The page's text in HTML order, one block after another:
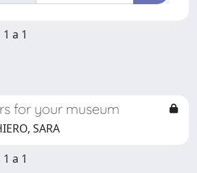
a 1
for your museum
SARA
a 1